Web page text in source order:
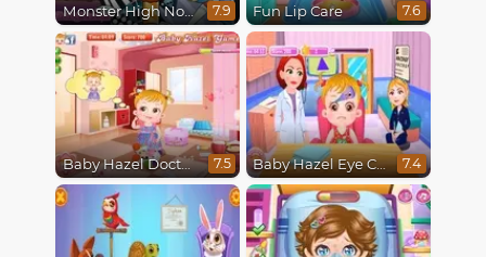
Monster High Nose Doctor 7.9 Fun Lip Care 7.6
Baby Hazel Doctor Play 7.5 Baby Hazel Eye Care 7.4